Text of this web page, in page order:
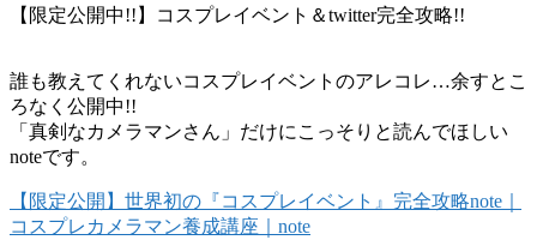
【限定公開中!!】コスプレイベント＆twitter完全攻略!!
誰も教えてくれないコスプレイベントのアレコレ…余すとこ
ろなく公開中!!
「真剣なカメラマンさん」だけにこっそりと読んでほしい
noteです。
【限定公開】世界初の『コスプレイベント』完全攻略note｜
コスプレカメラマン養成講座｜note